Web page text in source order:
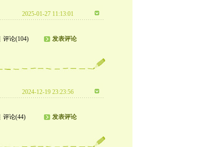
2025-01-27 11:13:01
评论(104) 发表评论
2024-12-19 23:23:56
评论(44) 发表评论